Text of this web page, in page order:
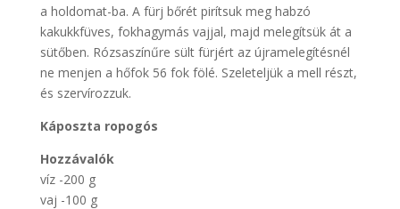
a holdomat-ba. A fürj bőrét pirítsuk meg habzó
kakukkfüves, fokhagymás vajjal, majd melegítsük át a
sütőben. Rózsaszínűre sült fürjért az újramelegítésnél
ne menjen a hőfok 56 fok fölé. Szeleteljük a mell részt,
és szervírozzuk.
Káposzta ropogós
Hozzávalók
víz -200 g
vaj -100 g